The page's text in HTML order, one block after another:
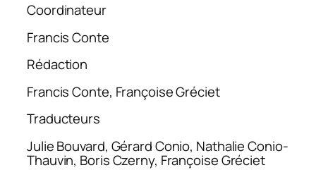
Coordinateur
Francis Conte
Rédaction
Francis Conte, Françoise Gréciet
Traducteurs
Julie Bouvard, Gérard Conio, Nathalie Conio-
Thauvin, Boris Czerny, Françoise Gréciet